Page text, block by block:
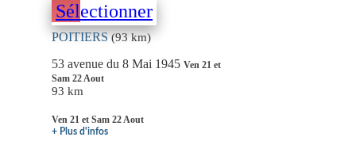
Sélectionner
POITIERS(93 km)
53 avenue du 8 Mai 1945 Ven 21 et
Sam 22 Aout
93 km
Ven 21 et Sam 22 Aout
+ Plus d'infos